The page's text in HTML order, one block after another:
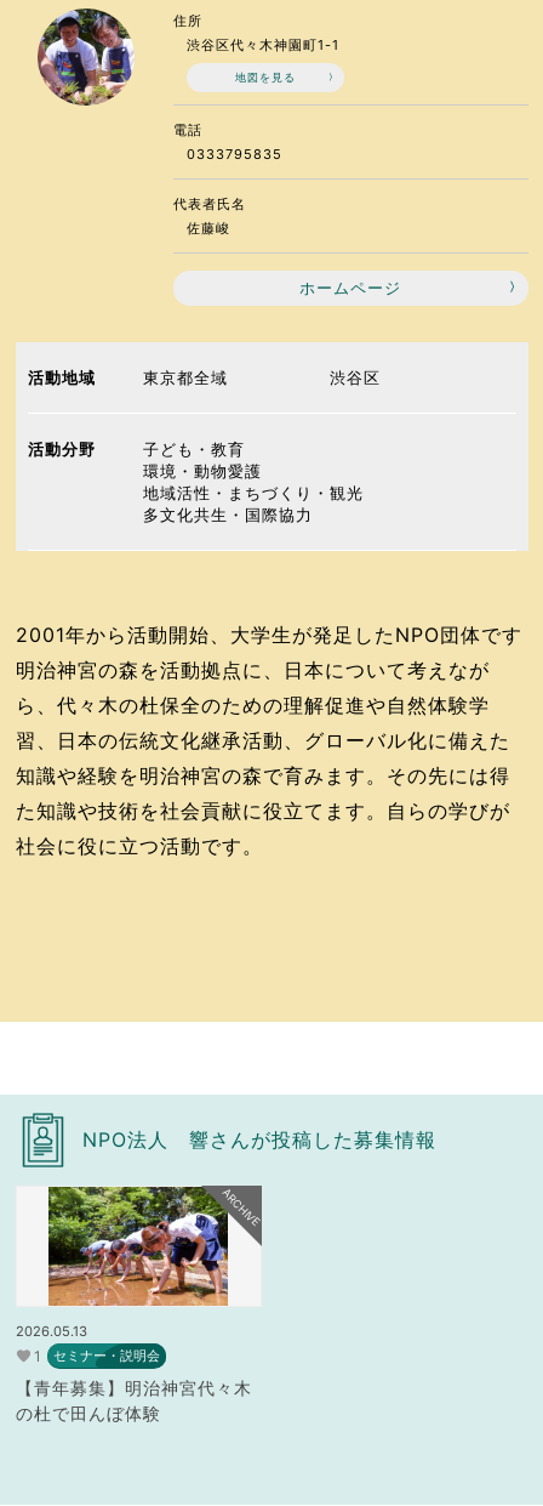
住所
渋谷区代々木神園町1-1
地図を見る
電話
0333795835
代表者氏名
佐藤峻
ホームページ
活動地域 東京都全域 渋谷区
活動分野
子ども・教育
環境・動物愛護
地域活性・まちづくり・観光
多文化共生・国際協力
2001年から活動開始、大学生が発足したNPO団体です
明治神宮の森を活動拠点に、日本について考えなが
ら、代々木の杜保全のための理解促進や自然体験学
習、日本の伝統文化継承活動、グローバル化に備えた
知識や経験を明治神宮の森で育みます。その先には得
た知識や技術を社会貢献に役立てます。自らの学びが
社会に役に立つ活動です。
NPO法人 響さんが投稿した募集情報
ARCHIVE
2026.05.13
1 セミナー・説明会
【青年募集】明治神宮代々木
の杜で田んぼ体験